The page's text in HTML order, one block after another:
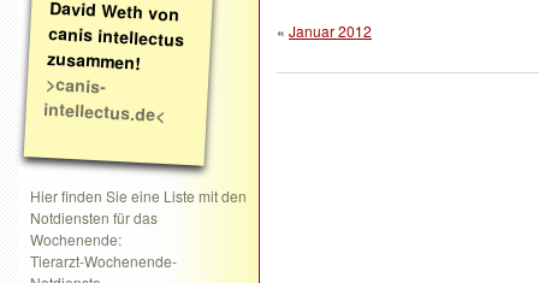
zusammen!
>canis-
intellectus.de<
Hier finden Sie eine Liste mit den
Notdiensten für das
Wochenende:
Tierarzt-Wochenende-
« Januar 2012